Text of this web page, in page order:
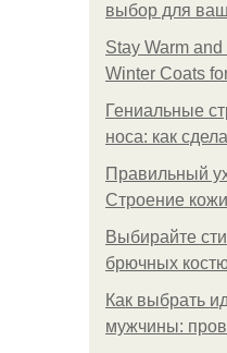
выбор для
Stay Warm
Winter Coats
Гениальные
носа: как
Правильный
Строение
Выбирайте
брючных
Как выбрать
мужчины: